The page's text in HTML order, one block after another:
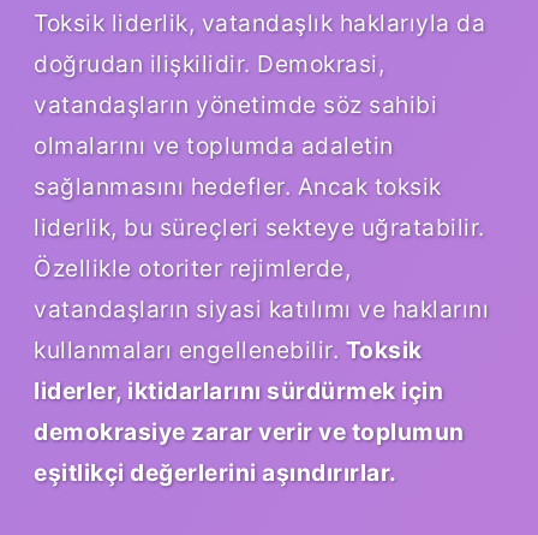
Toksik liderlik, vatandaşlık haklarıyla da
doğrudan ilişkilidir. Demokrasi,
vatandaşların yönetimde söz sahibi
olmalarını ve toplumda adaletin
sağlanmasını hedefler. Ancak toksik
liderlik, bu süreçleri sekteye uğratabilir.
Özellikle otoriter rejimlerde,
vatandaşların siyasi katılımı ve haklarını
kullanmaları engellenebilir. Toksik
liderler, iktidarlarını sürdürmek için
demokrasiye zarar verir ve toplumun
eşitlikçi değerlerini aşındırırlar.